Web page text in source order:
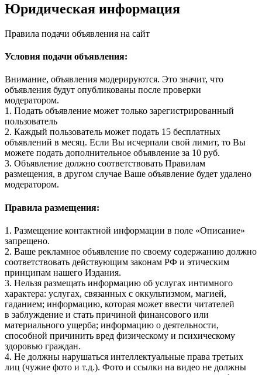
Юридическая информация
Правила подачи объявления на сайт
Условия подачи объявления:
Внимание, объявления модерируются. Это значит, что
объявления будут опубликованы после проверки
модератором.
1. Подать объявление может только зарегистрированный
пользователь
2. Каждый пользователь может подать 15 бесплатных
объявлений в месяц. Если Вы исчерпали свой лимит, то Вы
можете подать дополнительное объявление за 10 руб.
3. Объявление должно соответствовать Правилам
размещения, в другом случае Ваше объявление будет удалено
модератором.
Правила размещения:
1. Размещение контактной информации в поле «Описание»
запрещено.
2. Ваше рекламное объявление по своему содержанию должно
соответствовать действующим законам РФ и этическим
принципам нашего Издания.
3. Нельзя размещать информацию об услугах интимного
характера: услугах, связанных с оккультизмом, магией,
гаданием; информацию, которая может ввести читателей
в заблуждение и стать причиной финансового или
материального ущерба; информацию о деятельности,
способной причинить вред физическому и психическому
здоровью граждан.
4. Не должны нарушаться интеллектуальные права третьих
лиц (чужие фото и т.д.). Фото и ссылки на видео не должны